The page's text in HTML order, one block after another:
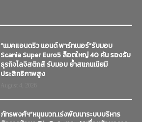
“แมคแอนดริว แอนด์ พาร์ทเนอร์”รับมอบ
Scania Super Euro5 ล็อตใหญ่ 40 คัน รองรับ
ธุรกิจโลจิสติกส์ รับมอบ ย้ำสแกนเนียมี
ประสิทธิภาพสูง
ภัทรพงศ์ฯ”หนุนบวท.เร่งพัฒนาระบบบริหาร